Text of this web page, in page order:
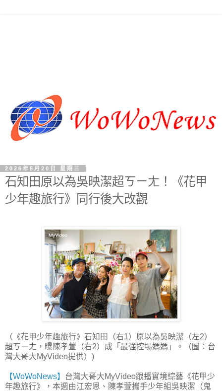
2026年5月20日 星期三
石知田原以為吳映潔超ㄎㄧㄤ！《花甲
少年趣旅行》同行後大改觀
（《花甲少年趣旅行》石知田（右1）原以為吳映潔（左2）
超ㄎㄧㄤ，曝陳孝萱（右2）成「最強控場媽媽」。（圖：台
灣大哥大MyVideo提供）)
【WoWoNews】 台灣大哥大MyVideo跟播實境綜藝《花甲少
年趣旅行》，本週由江宏恩、陳孝萱攜手少年組吳映潔（鬼